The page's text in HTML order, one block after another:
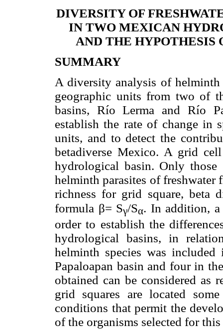
DIVERSITY OF
IN TWO MEXICAN
AND THE HYPOTHESIS
SUMMARY
A diversity analysis of
geographic units from two of
basins, Río Lerma and Río
establish the rate of change in
units, and to detect the
betadiverse Mexico. A grid
hydrological basin. Only
helminth parasites of freshwater
richness for grid square, beta
formula β= Sγ/Sα. In addition, a
order to establish the
hydrological basins, in
helminth species was
Papaloapan basin and four in
obtained can be considered as
grid squares are located
conditions that permit the
of the organisms selected for